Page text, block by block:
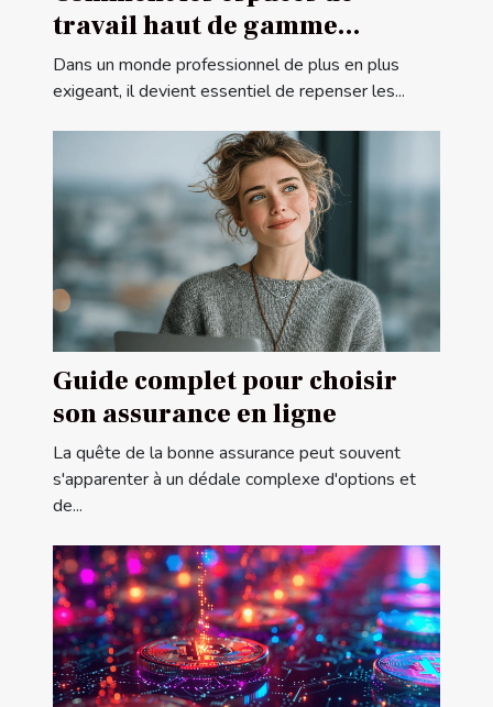
travail haut de gamme
favorisent-ils la productivité?
Dans un monde professionnel de plus en plus
exigeant, il devient essentiel de repenser les...
Guide complet pour choisir
son assurance en ligne
La quête de la bonne assurance peut souvent
s'apparenter à un dédale complexe d'options et
de...